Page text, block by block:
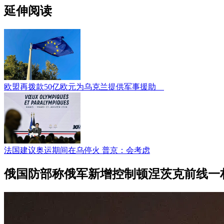
延伸阅读
欧盟再拨款50亿欧元为乌克兰提供军事援助
法国建议奥运期间在乌停火 普京：会考虑
俄国防部称俄军新增控制顿涅茨克前线一